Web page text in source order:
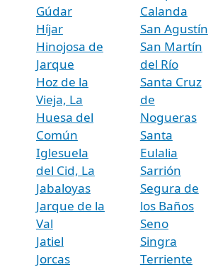
Gúdar
Híjar
Hinojosa de
Jarque
Hoz de la
Vieja, La
Huesa del
Común
Iglesuela
del Cid, La
Jabaloyas
Jarque de la
Val
Jatiel
Jorcas
Calanda
San Agustín
San Martín
del Río
Santa Cruz
de
Nogueras
Santa
Eulalia
Sarrión
Segura de
los Baños
Seno
Singra
Terriente